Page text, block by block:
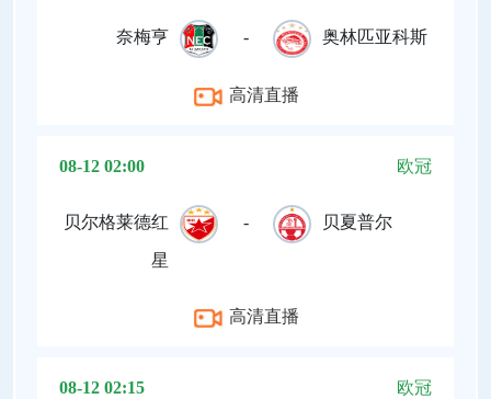
奈梅亨 - 奥林匹亚科斯
高清直播
08-12 02:00 欧冠
贝尔格莱德红
星
- 贝夏普尔
高清直播
08-12 02:15 欧冠